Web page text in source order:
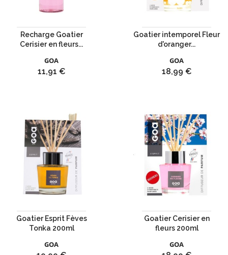
Recharge Goatier
Cerisier en fleurs...
GOA
Prix
11,91 €
Goatier intemporel Fleur
d'oranger...
GOA
Prix
18,99 €
Goatier Esprit Fèves
Tonka 200ml
GOA
Goatier Cerisier en
fleurs 200ml
GOA